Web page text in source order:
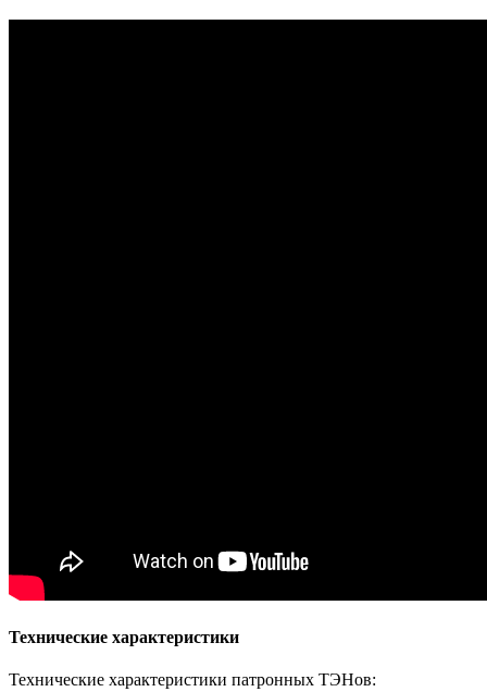
Технические характеристики
Технические характеристики патронных ТЭНов: